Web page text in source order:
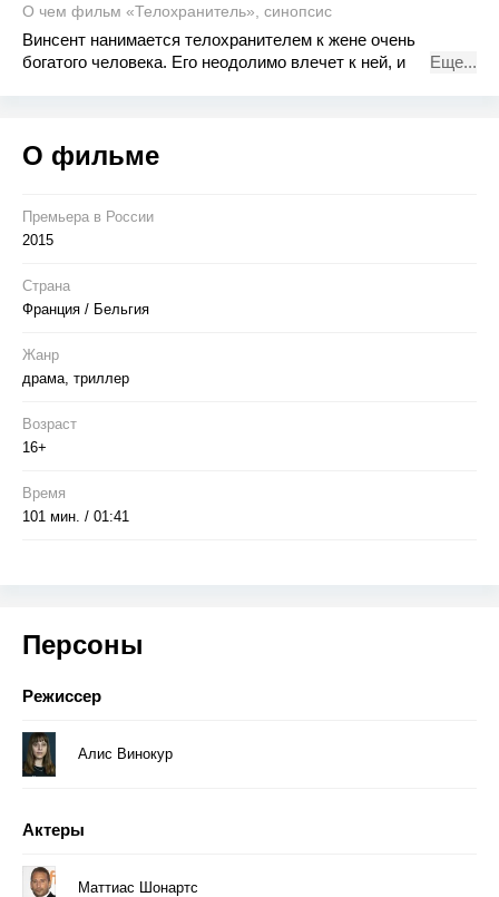
О чем фильм «Телохранитель», синопсис
Винсент нанимается телохранителем к жене очень
богатого человека. Его неодолимо влечет к ней, и
Еще...
О фильме
Премьера в Росcии
2015
Страна
Франция / Бельгия
Жанр
драма, триллер
Возраст
16+
Время
101 мин. / 01:41
Персоны
Режиссер
Алис Винокур
Актеры
Маттиас Шонартс